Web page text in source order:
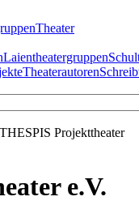
Theater
Laientheatergruppen
Theaterautoren
THESPIS Projekttheater
e.V.